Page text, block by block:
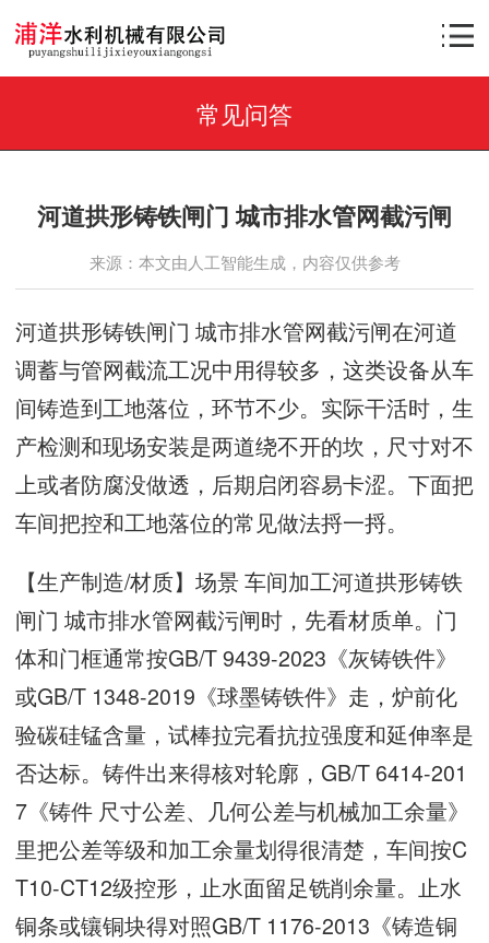
常见问答
河道拱形铸铁闸门 城市排水管网截污闸
来源：本文由人工智能生成，内容仅供参考
河道拱形铸铁闸门 城市排水管网截污闸在河道
调蓄与管网截流工况中用得较多，这类设备从车
间铸造到工地落位，环节不少。实际干活时，生
产检测和现场安装是两道绕不开的坎，尺寸对不
上或者防腐没做透，后期启闭容易卡涩。下面把
车间把控和工地落位的常见做法捋一捋。
【生产制造/材质】场景 车间加工河道拱形铸铁
闸门 城市排水管网截污闸时，先看材质单。门
体和门框通常按GB/T 9439-2023《灰铸铁件》
或GB/T 1348-2019《球墨铸铁件》走，炉前化
验碳硅锰含量，试棒拉完看抗拉强度和延伸率是
否达标。铸件出来得核对轮廓，GB/T 6414-201
7《铸件 尺寸公差、几何公差与机械加工余量》
里把公差等级和加工余量划得很清楚，车间按C
T10-CT12级控形，止水面留足铣削余量。止水
铜条或镶铜块得对照GB/T 1176-2013《铸造铜